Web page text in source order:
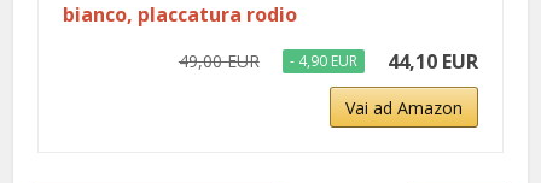
bianco, placcatura rodio
49,00 EUR - 4,90 EUR 44,10 EUR
Vai ad Amazon